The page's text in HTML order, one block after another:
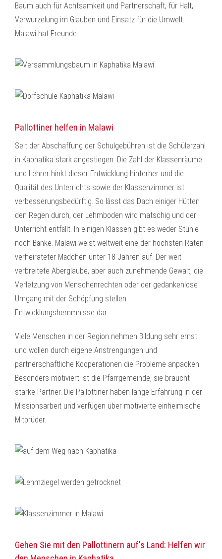
Baum auch für Achtsamkeit und Partnerschaft, für Halt,
Verwurzelung im Glauben und Einsatz für die Umwelt.
Malawi hat Freunde.
Pallottiner helfen in Malawi
Seit der Abschaffung der Schulgebühren ist die Schülerzahl
in Kaphatika stark angestiegen. Die Zahl der Klassenräume
und Lehrer hinkt dieser Entwicklung hinterher und die
Qualität des Unterrichts sowie der Klassenzimmer ist
verbesserungsbedürftig. So lässt das Dach einiger Hütten
den Regen durch, der Lehmboden wird matschig und der
Unterricht entfällt. In einigen Klassen gibt es weder Stühle
noch Bänke. Malawi weist weltweit eine der höchsten Raten
verheirateter Mädchen unter 18 Jahren auf. Der weit
verbreitete Aberglaube, aber auch zunehmende Gewalt, die
Verletzung von Menschenrechten oder der gedankenlose
Umgang mit der Schöpfung stellen
Entwicklungshemmnisse dar.
Viele Menschen in der Region nehmen Bildung sehr ernst
und wollen durch eigene Anstrengungen und
partnerschaftliche Kooperationen die Probleme anpacken.
Besonders motiviert ist die Pfarrgemeinde, sie braucht
starke Partner. Die Pallottiner haben lange Erfahrung in der
Missionsarbeit und verfügen über motivierte einheimische
Mitbrüder.
Gehen Sie mit den Pallottinern auf's Land: Helfen wir